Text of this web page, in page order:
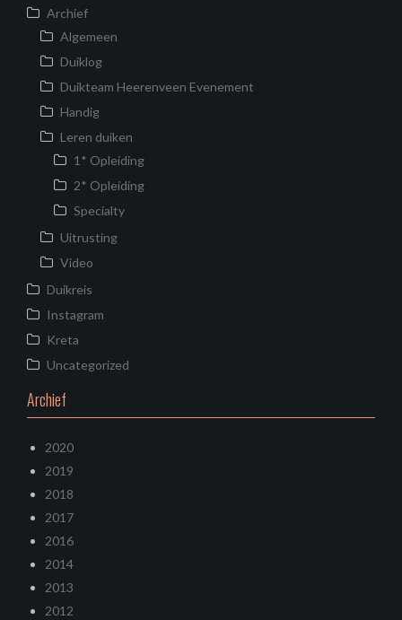
Archief
Algemeen
Duiklog
Duikteam Heerenveen Evenement
Handig
Leren duiken
1* Opleiding
2* Opleiding
Specialty
Uitrusting
Video
Duikreis
Instagram
Kreta
Uncategorized
Archief
2020
2019
2018
2017
2016
2014
2013
2012